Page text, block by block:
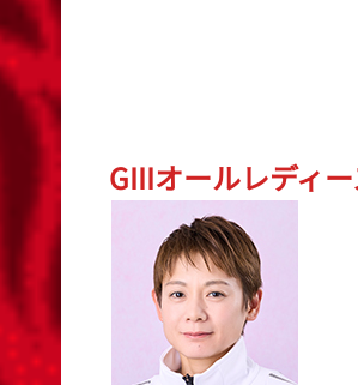
GIIIオールレディ